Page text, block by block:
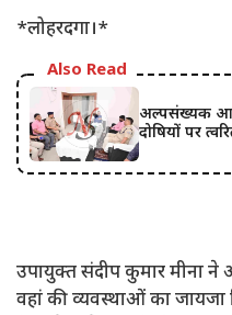
*लोहरदगा।*
Also Read
अल्पसंख्यक
दोषियों पर
उपायुक्त संदीप कुमार मीना ने
वहां की व्यवस्थाओं का जायजा